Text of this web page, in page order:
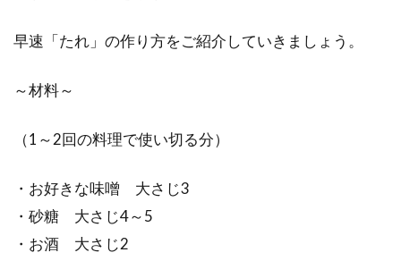
ようになりましたね。体に良さそうなイメージ
早速「たれ」の作り方をご紹介していきましょう。
～材料～
（1～2回の料理で使い切る分）
・お好きな味噌 大さじ3
・砂糖 大さじ4～5
・お酒 大さじ2